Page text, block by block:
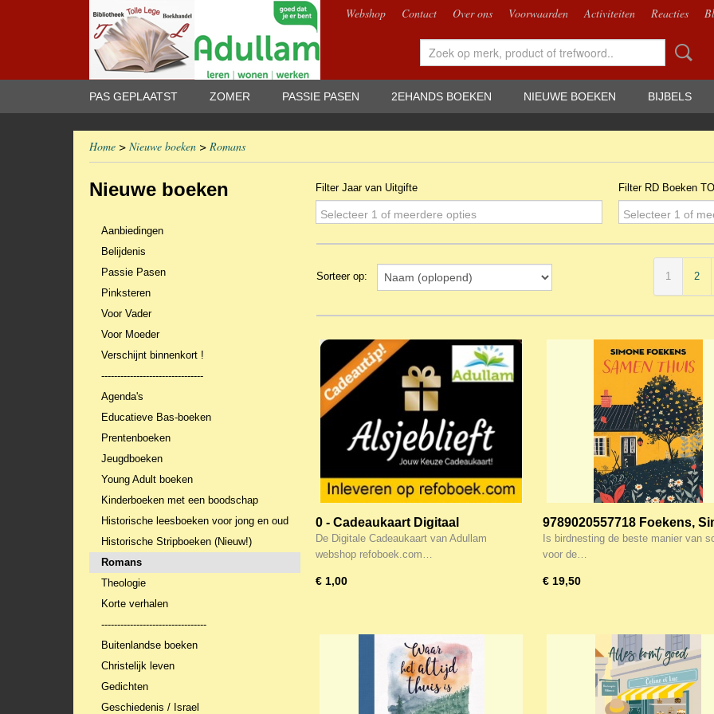
Webshop Contact Over ons Voorwaarden Activiteiten Reacties
PAS GEPLAATST ZOMER PASSIE PASEN 2EHANDS BOEKEN NIEUWE BOEKEN BIJBELS
Home > Nieuwe boeken > Romans
Nieuwe boeken
Aanbiedingen
Belijdenis
Passie Pasen
Pinksteren
Voor Vader
Voor Moeder
Verschijnt binnenkort !
--------------------------------
Agenda's
Educatieve Bas-boeken
Prentenboeken
Jeugdboeken
Young Adult boeken
Kinderboeken met een boodschap
Historische leesboeken voor jong en oud
Historische Stripboeken (Nieuw!)
Romans
Theologie
Korte verhalen
---------------------------------
Buitenlandse boeken
Christelijk leven
Gedichten
Geschiedenis / Israel
Filter Jaar van Uitgifte
Selecteer 1 of meerdere opties
Filter RD Boeken
Selecteer 1 of
Sorteer op: 1 2
0 - Cadeaukaart Digitaal
De Digitale Cadeaukaart van Adullam
webshop refoboek.com…
€ 1,00
9789020557718 Foekens,
Samen thuis 9789020557718
Is birdnesting de beste manier van
voor de…
€ 19,50